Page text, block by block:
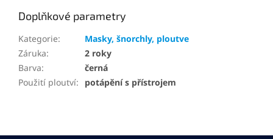
Doplňkové parametry
Kategorie:
Masky, šnorchly, ploutve
Záruka:
2 roky
Barva:
černá
Použití ploutví: potápění s přístrojem